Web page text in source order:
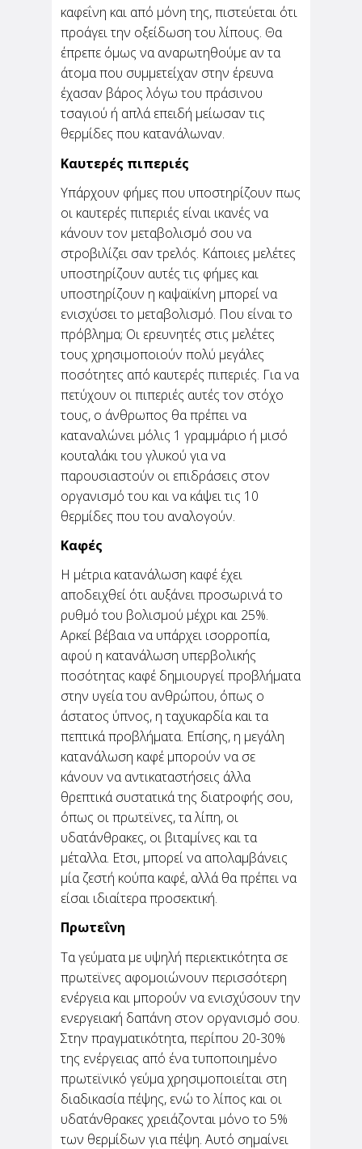
καφεΐνη και από μόνη της, πιστεύεται ότι
προάγει την οξείδωση του λίπους. Θα
έπρεπε όμως να αναρωτηθούμε αν τα
άτομα που συμμετείχαν στην έρευνα
έχασαν βάρος λόγω του πράσινου
τσαγιού ή απλά επειδή μείωσαν τις
θερμίδες που κατανάλωναν.
Καυτερές πιπεριές
Υπάρχουν φήμες που υποστηρίζουν πως
οι καυτερές πιπεριές είναι ικανές να
κάνουν τον μεταβολισμό σου να
στροβιλίζει σαν τρελός. Κάποιες μελέτες
υποστηρίζουν αυτές τις φήμες και
υποστηρίζουν η καψαϊκίνη μπορεί να
ενισχύσει το μεταβολισμό. Που είναι το
πρόβλημα; Οι ερευνητές στις μελέτες
τους χρησιμοποιούν πολύ μεγάλες
ποσότητες από καυτερές πιπεριές. Για να
πετύχουν οι πιπεριές αυτές τον στόχο
τους, ο άνθρωπος θα πρέπει να
καταναλώνει μόλις 1 γραμμάριο ή μισό
κουταλάκι του γλυκού για να
παρουσιαστούν οι επιδράσεις στον
οργανισμό του και να κάψει τις 10
θερμίδες που του αναλογούν.
Καφές
Η μέτρια κατανάλωση καφέ έχει
αποδειχθεί ότι αυξάνει προσωρινά το
ρυθμό του βολισμού μέχρι και 25%.
Αρκεί βέβαια να υπάρχει ισορροπία,
αφού η κατανάλωση υπερβολικής
ποσότητας καφέ δημιουργεί προβλήματα
στην υγεία του ανθρώπου, όπως ο
άστατος ύπνος, η ταχυκαρδία και τα
πεπτικά προβλήματα. Επίσης, η μεγάλη
κατανάλωση καφέ μπορούν να σε
κάνουν να αντικαταστήσεις άλλα
θρεπτικά συστατικά της διατροφής σου,
όπως οι πρωτεϊνες, τα λίπη, οι
υδατάνθρακες, οι βιταμίνες και τα
μέταλλα. Ετσι, μπορεί να απολαμβάνεις
μία ζεστή κούπα καφέ, αλλά θα πρέπει να
είσαι ιδιαίτερα προσεκτική.
Πρωτεΐνη
Τα γεύματα με υψηλή περιεκτικότητα σε
πρωτεϊνες αφομοιώνουν περισσότερη
ενέργεια και μπορούν να ενισχύσουν την
ενεργειακή δαπάνη στον οργανισμό σου.
Στην πραγματικότητα, περίπου 20-30%
της ενέργειας από ένα τυποποιημένο
πρωτεϊνικό γεύμα χρησιμοποιείται στη
διαδικασία πέψης, ενώ το λίπος και οι
υδατάνθρακες χρειάζονται μόνο το 5%
των θερμίδων για πέψη. Αυτό σημαίνει